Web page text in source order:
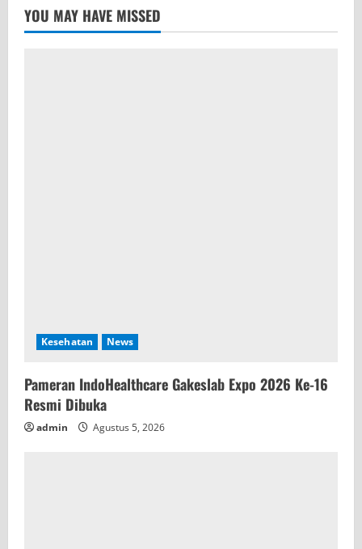
YOU MAY HAVE MISSED
Kesehatan News
Pameran IndoHealthcare Gakeslab Expo 2026 Ke-16
Resmi Dibuka
admin Agustus 5, 2026